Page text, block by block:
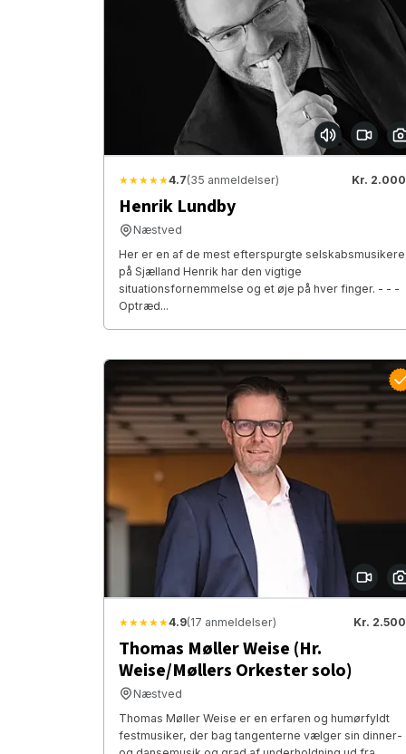
★★★★★4.7(35 anmeldelser) Kr. 2.000
Henrik Lundby
Næstved
Her er en af de mest efterspurgte selskabsmusikere
på Sjælland Henrik har den vigtige
situationsfornemmelse og et øje på hver finger. - - -
Optræd...
★★★★★4.9(17 anmeldelser) Kr. 2.500
Thomas Møller Weise (Hr.
Weise/Møllers Orkester solo)
Næstved
Thomas Møller Weise er en erfaren og humørfyldt
festmusiker, der bag tangenterne vælger sin dinner-